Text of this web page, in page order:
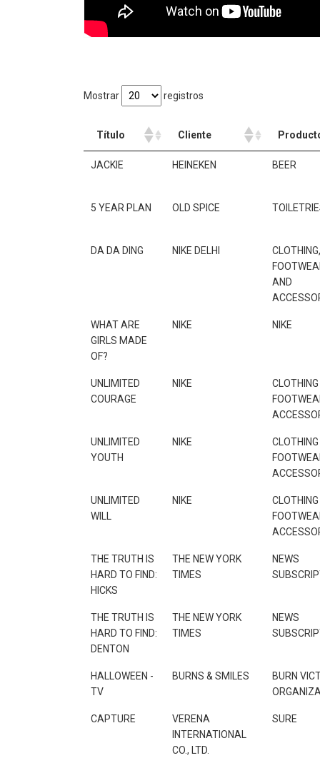
Mostrar registros
Título Cliente
Título Cliente Producto
JACKIE HEINEKEN BEER
5 YEAR PLAN OLD SPICE
DA DA DING NIKE DELHI
CLOTHING,
AND
WHAT ARE
GIRLS MADE
OF?
NIKE NIKE
UNLIMITED
COURAGE
NIKE
UNLIMITED
YOUTH
NIKE
UNLIMITED
WILL
NIKE
THE TRUTH IS
HARD TO FIND:
HICKS
THE NEW YORK
TIMES
NEWS
THE TRUTH IS
HARD TO FIND:
DENTON
THE NEW YORK
TIMES
NEWS
HALLOWEEN -
TV
BURNS & SMILES
BURN
CAPTURE
VERENA
INTERNATIONAL
CO., LTD.
SURE